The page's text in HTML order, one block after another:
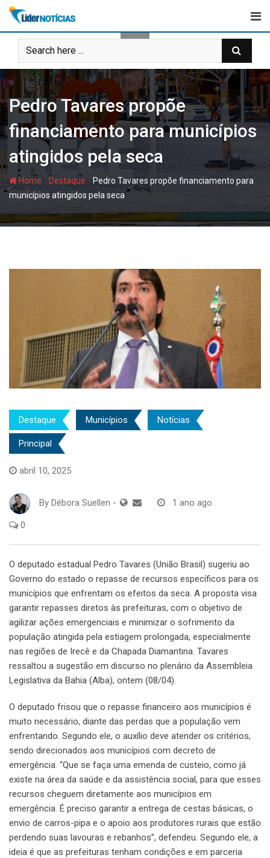
Skip
content
Pedro Tavares propõe
financiamento para municípios
atingidos pela seca
Home - Destaque - Pedro Tavares propõe financiamento para
municípios atingidos pela seca
Destaque Municípios Notícias
Principal
abril 10, 2025
By Débora Suellen - 1 ano ago
0
O deputado estadual Pedro Tavares (União Brasil) sugeriu ao
Governo do estado o repasse de recursos específicos para os
municípios que enfrentam os efeitos da seca. A proposta visa
garantir repasses diretos às prefeituras, com o objetivo de
agilizar ações emergenciais e minimizar o sofrimento da
população atingida pela estiagem prolongada, especialmente
nas regiões de Irecê e da Chapada Diamantina. Tavares
ressaltou a sugestão em discurso no plenário da Assembleia
Legislativa da Bahia (Alba), ontem (08/04).
O deputado frisou que o repasse financeiro aos municípios é
muito necessário, diante das perdas que a população vem
enfrentando. Segundo ele, o auxílio deve atender os critérios,
sendo direcionados aos municípios com decreto de
emergência. “Que se faça uma emenda de custeio, como já
existe na área da saúde e da assistência social, para que esses
recursos cheguem diretamente aos municípios em
emergência. É preciso garantir a entrega de cestas básicas, o
envio de carros-pipa e o apoio aos produtores rurais que estão
perdendo suas lavouras e rebanhos”, defendeu. Segundo ele, a
ideia é que as prefeituras tenham condições e em parceria